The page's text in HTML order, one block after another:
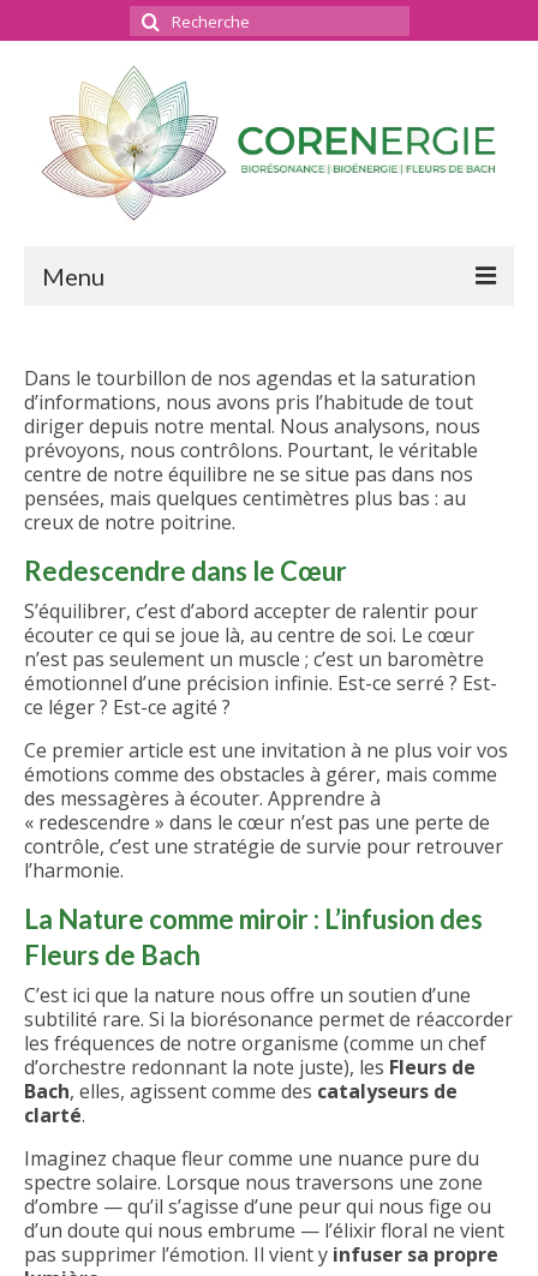
Rechercher
:
Menu
Bioénergie
Bilan énergétique – La séance
Conseils en Fleurs de Bach
Vos fleurs de Bach
L’Esprit de la Méthode Bach
Nos Compagnons et les Fleurs de Bach
La vie du Docteur Bach
Relaxation – Olfactothérapie
Contact
Vos témoignages
Conseils & Actualités
Comprendre
Mieux vivre ici
Dans le tourbillon de nos agendas et la saturation
d’informations, nous avons pris l’habitude de tout
diriger depuis notre mental. Nous analysons, nous
prévoyons, nous contrôlons. Pourtant, le véritable
centre de notre équilibre ne se situe pas dans nos
pensées, mais quelques centimètres plus bas : au
creux de notre poitrine.
Redescendre dans le Cœur
S’équilibrer, c’est d’abord accepter de ralentir pour
écouter ce qui se joue là, au centre de soi. Le cœur
n’est pas seulement un muscle ; c’est un baromètre
émotionnel d’une précision infinie. Est-ce serré ? Est-
ce léger ? Est-ce agité ?
Ce premier article est une invitation à ne plus voir vos
émotions comme des obstacles à gérer, mais comme
des messagères à écouter. Apprendre à
« redescendre » dans le cœur n’est pas une perte de
contrôle, c’est une stratégie de survie pour retrouver
l’harmonie.
La Nature comme miroir : L’infusion des
Fleurs de Bach
C’est ici que la nature nous offre un soutien d’une
subtilité rare. Si la biorésonance permet de réaccorder
les fréquences de notre organisme (comme un chef
d’orchestre redonnant la note juste), les Fleurs de
Bach, elles, agissent comme des catalyseurs de
clarté.
Imaginez chaque fleur comme une nuance pure du
spectre solaire. Lorsque nous traversons une zone
d’ombre — qu’il s’agisse d’une peur qui nous fige ou
d’un doute qui nous embrume — l’élixir floral ne vient
pas supprimer l’émotion. Il vient y infuser sa propre